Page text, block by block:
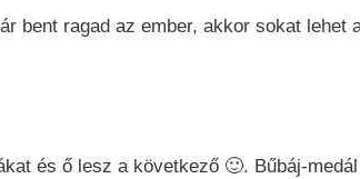
bent ragad az ember, akkor sokat lehet
és ő lesz a következő 🙂. Bűbáj-